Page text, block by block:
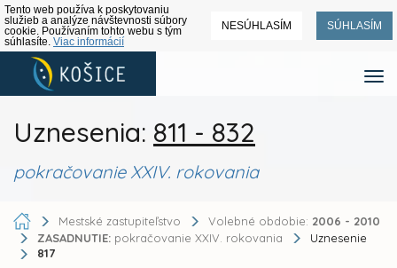
Tento web používa k poskytovaniu
služieb a analýze návštevnosti súbory
cookie. Používaním tohto webu s tým
súhlasíte. Viac informácií
NESÚHLASÍM SÚHLASÍM
Uznesenia: 811 - 832
pokračovanie XXIV. rokovania
Mestské zastupiteľstvo Volebné obdobie: 2006 - 2010
ZASADNUTIE: pokračovanie XXIV. rokovania
Uznesenie
817